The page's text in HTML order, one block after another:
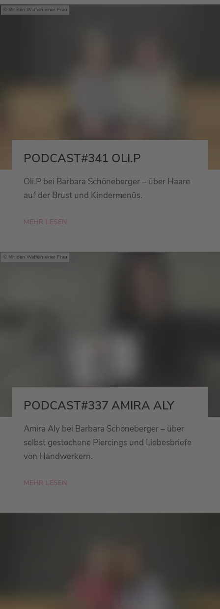
Mit den Waffeln einer Frau
PODCAST#341 OLI.P
Oli.P bei Barbara Schöneberger – über Haare
auf der Brust und Kindermenüs.
MEHR LESEN
Mit den Waffeln einer Frau
PODCAST#337 AMIRA ALY
Amira Aly bei Barbara Schöneberger – über
selbst gestochene Piercings und Liebesbriefe
von Handwerkern.
MEHR LESEN